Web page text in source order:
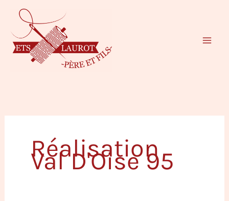
contenu
Réalisation
Val D'Oise 95